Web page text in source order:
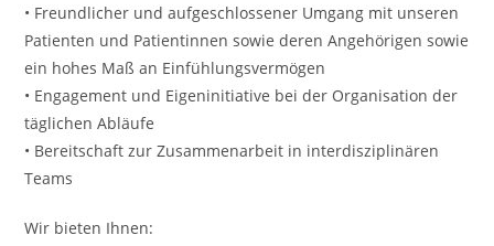
• Freundlicher und aufgeschlossener Umgang mit unseren
Patienten und Patientinnen sowie deren Angehörigen sowie
ein hohes Maß an Einfühlungsvermögen
• Engagement und Eigeninitiative bei der Organisation der
täglichen Abläufe
• Bereitschaft zur Zusammenarbeit in interdisziplinären
Teams
Wir bieten Ihnen: